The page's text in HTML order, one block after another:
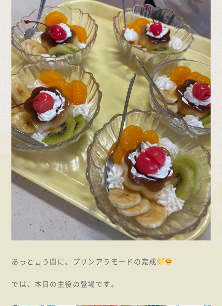
あっと言う間に、プリンアラモードの完成
では、本日の主役の登場です。